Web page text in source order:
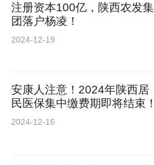
注册资本100亿，陕西农发集
团落户杨凌！
2024-12-19
安康人注意！2024年陕西居
民医保集中缴费期即将结束！
2024-12-16